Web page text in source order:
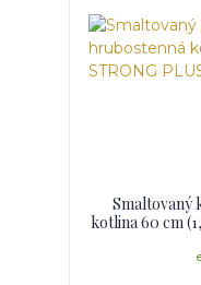
Smaltovaný
kotlina 60 cm